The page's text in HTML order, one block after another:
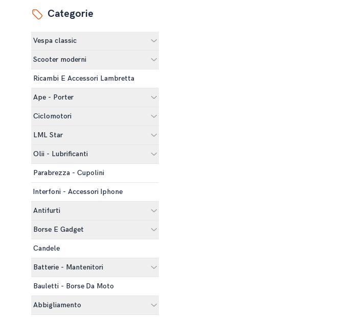
Categorie
Vespa classic
Scooter moderni
Ricambi E Accessori Lambretta
Ape - Porter
Ciclomotori
LML Star
Olii - Lubrificanti
Parabrezza - Cupolini
Interfoni - Accessori Iphone
Antifurti
Borse E Gadget
Candele
Batterie - Mantenitori
Bauletti - Borse Da Moto
Abbigliamento